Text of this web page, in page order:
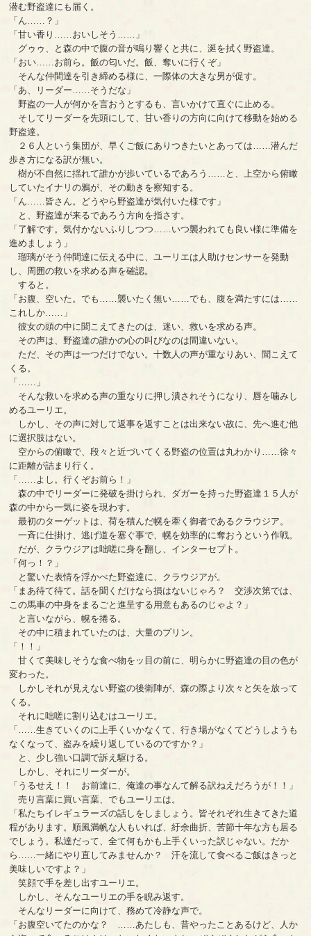
潜む野盗達にも届く。
「ん……？」
「甘い香り……おいしそう……」
グゥゥ、と森の中で腹の音が鳴り響くと共に、涎を拭く野盗達。
「おい……お前ら。飯の匂いだ。飯、奪いに行くぞ」
そんな仲間達を引き締める様に、一際体の大きな男が促す。
「あ、リーダー……そうだな」
野盗の一人が何かを言おうとするも、言いかけて直ぐに止める。
そしてリーダーを先頭にして、甘い香りの方向に向けて移動を始める
野盗達。
２６人という集団が、早くご飯にありつきたいとあっては……潜んだ
歩き方になる訳が無い。
樹が不自然に揺れて誰かが歩いているであろう……と、上空から俯瞰
していたイナリの鴉が、その動きを察知する。
「ん……皆さん。どうやら野盗達が気付いた様です」
と、野盗達が来るであろう方向を指さす。
「了解です。気付かないふりしつつ……いつ襲われても良い様に準備を
進めましょう」
瑠璃がそう仲間達に伝える中に、ユーリエは人助けセンサーを発動
し、周囲の救いを求める声を確認。
すると。
「お腹、空いた。でも……襲いたく無い……でも、腹を満たすには……
これしか……」
彼女の頭の中に聞こえてきたのは、迷い、救いを求める声。
その声は、野盗達の誰かの心の叫びなのは間違いない。
ただ、その声は一つだけでない。十数人の声が重なりあい、聞こえて
くる。
「……」
そんな救いを求める声の重なりに押し潰されそうになり、唇を噛みし
めるユーリエ。
しかし、その声に対して返事を返すことは出来ない故に、先へ進む他
に選択肢はない。
空からの俯瞰で、段々と近づいてくる野盗の位置は丸わかり……徐々
に距離が詰まり行く。
「……よし。行くぞお前ら！」
森の中でリーダーに発破を掛けられ、ダガーを持った野盗達１５人が
森の中から一気に姿を現わす。
最初のターゲットは、荷を積んだ幌を牽く御者であるクラウジア。
一斉に仕掛け、逃げ道を塞ぐ事で、幌を効率的に奪おうという作戦。
だが、クラウジアは咄嗟に身を翻し、インターセプト。
「何っ！？」
と驚いた表情を浮かべた野盗達に、クラウジアが。
「まあ待て待て。話を聞くだけなら損はないじゃろ？ 交渉次第では、
この馬車の中身をまるごと進呈する用意もあるのじゃよ？」
と言いながら、幌を捲る。
その中に積まれていたのは、大量のプリン。
「！！」
甘くて美味しそうな食べ物をッ目の前に、明らかに野盗達の目の色が
変わった。
しかしそれが見えない野盗の後衛陣が、森の際より次々と矢を放って
くる。
それに咄嗟に割り込むはユーリエ。
「……生きていくのに上手くいかなくて、行き場がなくてどうしようも
なくなって、盗みを繰り返しているのですか？」
と、少し強い口調で訴え駆ける。
しかし、それにリーダーが。
「うるせえ！！ お前達に、俺達の事なんて解る訳ねえだろうが！！」
売り言葉に買い言葉、でもユーリエは。
「私たちイレギュラーズの話しをしましょう。皆それぞれ生きてきた道
程があります。順風満帆な人もいれば、紆余曲折、苦節十年な方も居る
でしょう。私達だって、全て何もかも上手くいった訳じゃない。だか
ら……一緒にやり直してみませんか？ 汗を流して食べるご飯はきっと
美味しいですよ？」
笑顔で手を差し出すユーリエ。
しかし、そんなユーリエの手を睨み返す。
そんなリーダーに向けて、務めて冷静な声で。
「お腹空いてたのかな？ ……あたしも、昔やったことあるけど、人か